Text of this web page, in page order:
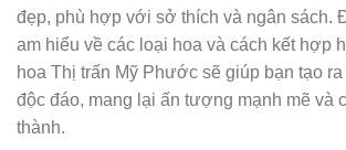
đẹp, phù hợp với sở thích và ngân sách.
am hiểu về các loại hoa và cách kết hợp
hoa Thị trấn Mỹ Phước sẽ giúp bạn tạo
độc đáo, mang lại ấn tượng mạnh mẽ và
thành.